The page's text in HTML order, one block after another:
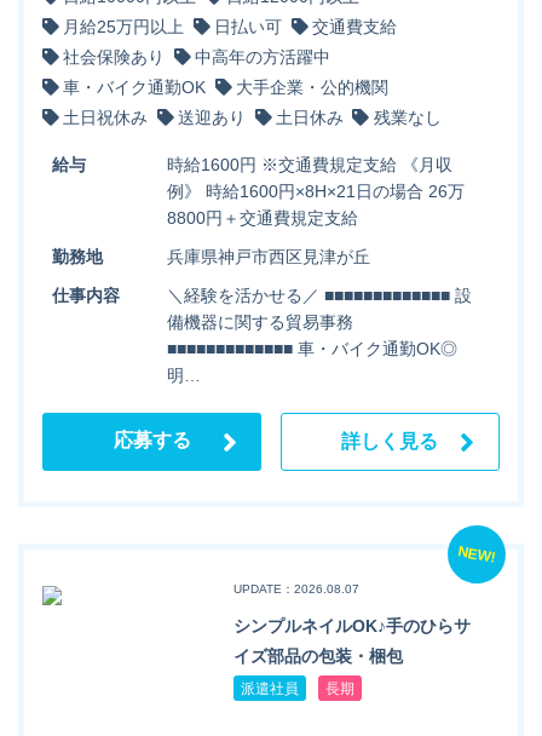
月給25万円以上
日払い可
交通費支給
社会保険あり
中高年の方活躍中
車・バイク通勤OK
大手企業・公的機関
土日祝休み
送迎あり 土日休み 残業なし
給与
時給1600円 ※交通費規定支給 《月収
例》 時給1600円×8H×21日の場合 26万
8800円＋交通費規定支給
勤務地
兵庫県神戸市西区見津が丘
仕事内容
＼経験を活かせる／ ■■■■■■■■■■■■■ 設
備機器に関する貿易事務
■■■■■■■■■■■■■ 車・バイク通勤OK◎
明…
応募する 詳しく見る
NEW!
UPDATE：2026.08.07
シンプルネイルOK♪手のひらサ
イズ部品の包装・梱包
派遣社員 長期